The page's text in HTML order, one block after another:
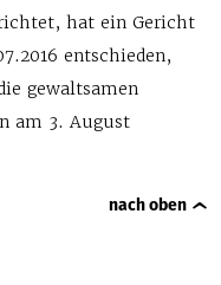
hat ein Gericht
entschieden,
gewaltsamen
am 3. August
nach oben